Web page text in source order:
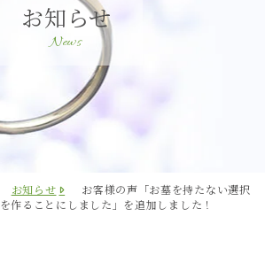
お知らせ
News
お知らせ
お客様の声「お墓を持たない選択
作ることにしました」を追加しました！